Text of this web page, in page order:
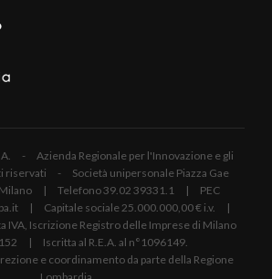
- Azienda Regionale per l'Innovazione e gli
riservati - Società unipersonale Piazza Gae
Milano | Telefono 39.02 39331.1 | PEC
| Capitale sociale 25.000.000,00 € i.v. |
IVA, Iscrizione Registro delle Imprese di Milano
| Iscritta al R.E.A. al n°1096149.
e coordinamento da parte della Regione